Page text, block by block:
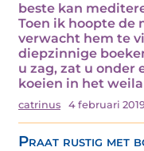
beste kan
Toen ik hoopte de
verwacht hem te
diepzinnige
u zag, zat u onder
koeien in het
catrinus 4 februari
Praat rustig met